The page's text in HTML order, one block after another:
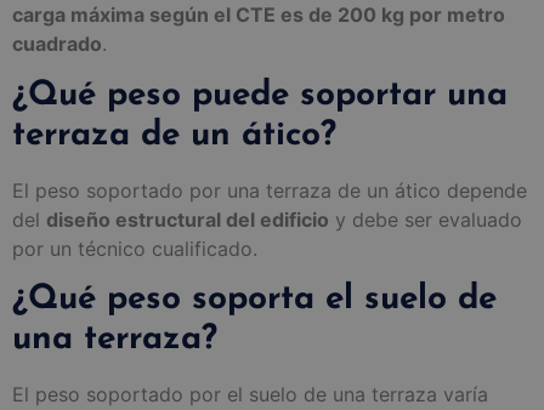
carga máxima según el CTE es de 200 kg por metro
cuadrado.
¿Qué peso puede soportar una
terraza de un ático?
El peso soportado por una terraza de un ático depende
del diseño estructural del edificio y debe ser evaluado
por un técnico cualificado.
¿Qué peso soporta el suelo de
una terraza?
El peso soportado por el suelo de una terraza varía